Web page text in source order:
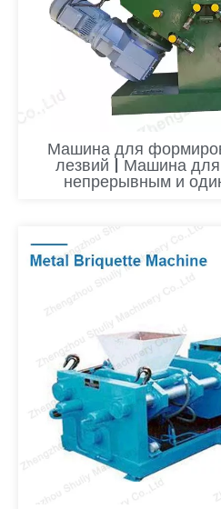
Машина для
лезвий | Машина
непрерывным и